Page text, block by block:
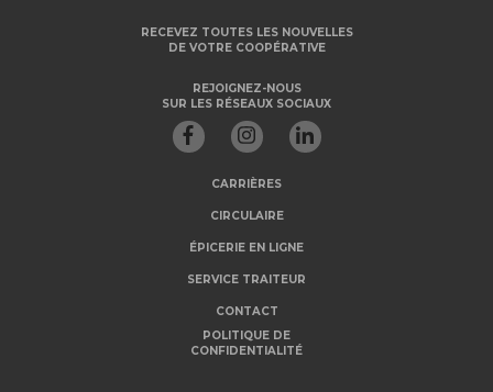
RECEVEZ TOUTES LES NOUVELLES
DE VOTRE COOPÉRATIVE
REJOIGNEZ-NOUS
SUR LES RÉSEAUX SOCIAUX
CARRIÈRES
CIRCULAIRE
ÉPICERIE EN LIGNE
SERVICE TRAITEUR
CONTACT
POLITIQUE DE
CONFIDENTIALITÉ